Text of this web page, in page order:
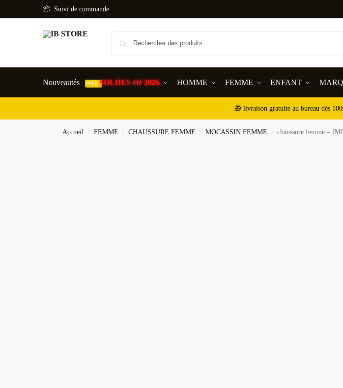
📦 Suivi de commande
Nouveautés NEWSOLDES été 2026 HOMME FEMME ENFANT
🎁 livraison gratuite au bureau dès
Accueil / FEMME / CHAUSSURE FEMME / MOCASSIN FEMME / chaussure femme –